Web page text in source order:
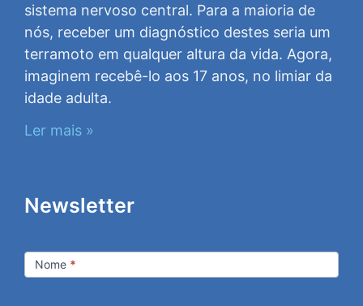
sistema nervoso central. Para a maioria de
nós, receber um diagnóstico destes seria um
terramoto em qualquer altura da vida. Agora,
imaginem recebê-lo aos 17 anos, no limiar da
idade adulta.
Ler mais »
Newsletter
Nome *